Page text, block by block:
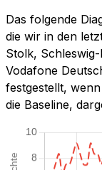
Das folgende
die wir in den
Stolk,
Vodafone
festgestellt,
die Baseline,